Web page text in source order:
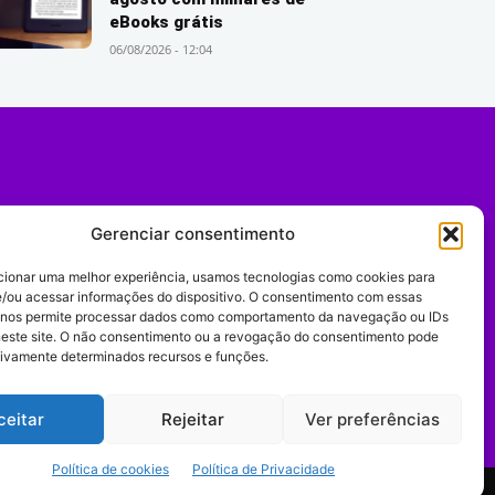
Gerenciar consentimento
uma melhor experiência, usamos tecnologias como cookies para
ou acessar informações do dispositivo. O consentimento com essas
permite processar dados como comportamento da navegação ou IDs
site. O não consentimento ou a revogação do consentimento pode
determinados recursos e funções.
Rejeitar Ver preferências
Política de cookies Política de Privacidade
eBooks grátis
06/08/2026 - 12:04
digital.